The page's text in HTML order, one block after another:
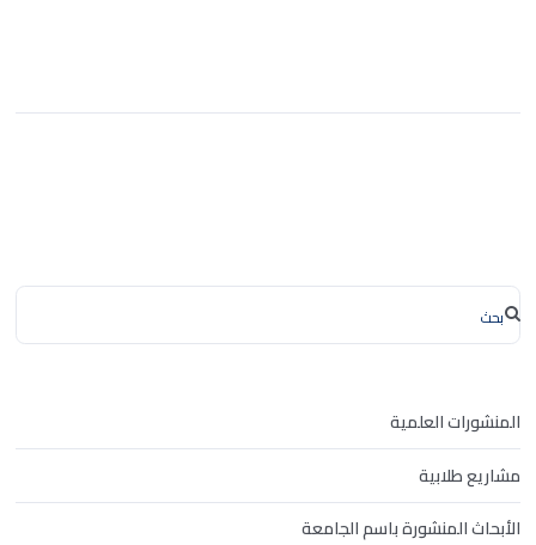
المنشورات العلمية
مشاريع طلابية
الأبحاث المنشورة باسم الجامعة